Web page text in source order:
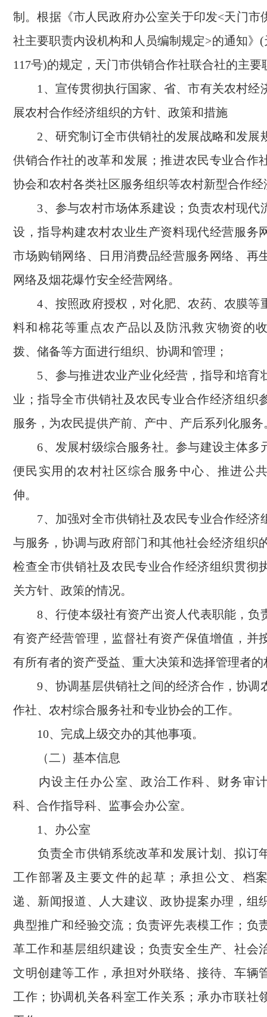
制。根据《市人民政府办公室关于印发<天门市
社主要职责内设机构和人员编制规定>的通知》(
117号)的规定，天门市供销合作社联合社的主要
1、宣传贯彻执行国家、省、市有关农村经
展农村合作经济组织的方针、政策和措施
2、研究制订全市供销社的发展战略和发展
供销合作社的改革和发展；推进农民专业合作
协会和农村各类社区服务组织等农村新型合作
3、参与农村市场体系建设；负责农村现代
设，指导构建农村农业生产资料现代经营服务
市场购销网络、日用消费品经营服务网络、再
网络及烟花爆竹安全经营网络。
4、按照政府授权，对化肥、农药、农膜等
料和棉花等重点农产品以及防汛救灾物资的
拨、储备等方面进行组织、协调和管理；
5、参与推进农业产业化经营，指导和培育
业；指导全市供销社及农民专业合作经济组织
服务，为农民提供产前、产中、产后系列化服务
6、发展村级综合服务社。参与建设主体多
便民实用的农村社区综合服务中心、推进公
伸。
7、加强对全市供销社及农民专业合作经济
与服务，协调与政府部门和其他社会经济组织
检查全市供销社及农民专业合作经济组织贯彻
关方针、政策的情况。
8、行使本级社有资产出资人代表职能，负
有资产经营管理，监督社有资产保值增值，并
有所有者的资产受益、重大决策和选择管理者的
9、协调基层供销社之间的经济合作，协调
作社、农村综合服务社和专业协会的工作。
10、完成上级交办的其他事项。
（二）基本信息
内设主任办公室、政治工作科、财务审
科、合作指导科、监事会办公室。
1、办公室
负责全市供销系统改革和发展计划、拟订
工作部署及主要文件的起草；承担公文、档
递、新闻报道、人大建议、政协提案办理，组
典型推广和经验交流；负责评先表模工作；负
革工作和基层组织建设；负责安全生产、社会
文明创建等工作，承担对外联络、接待、车辆
工作；协调机关各科室工作关系；承办市联社